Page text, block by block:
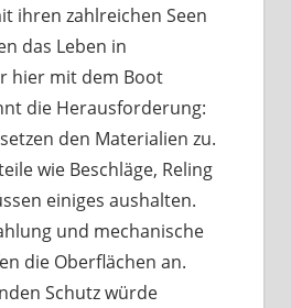
mit
tun?
ihren zahlreichen Seen
das Leben in
hier mit dem Boot
die Herausforderung:
den Materialien zu.
wie Beschläge, Reling
einiges aushalten.
und mechanische
die Oberflächen an.
Schutz würde